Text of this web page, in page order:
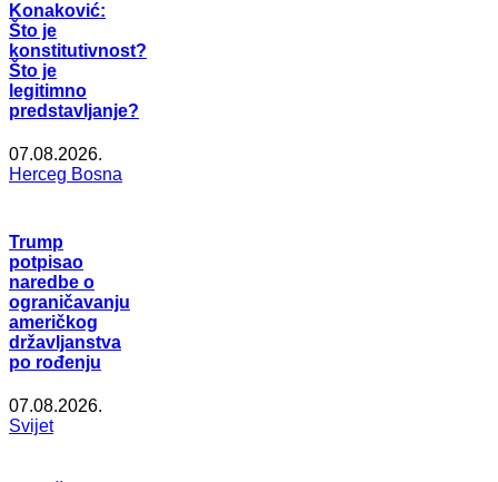
Konaković:
Što je
konstitutivnost?
Što je
legitimno
predstavljanje?
07.08.2026.
Herceg Bosna
Trump
potpisao
naredbe o
ograničavanju
američkog
državljanstva
po rođenju
07.08.2026.
Svijet